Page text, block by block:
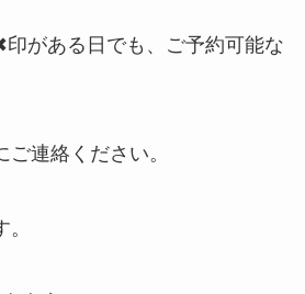
がある日でも、ご予約可能な
連絡ください。